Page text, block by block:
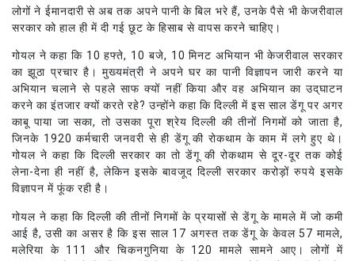
लोगों ने ईमानदारी से अब तक अपने पानी के बिल भरे हैं, उनके पैसे भी केजरीवाल
सरकार को हाल ही में दी गई छूट के हिसाब से वापस करने चाहिए।
गोयल ने कहा कि 10 हफ्ते, 10 बजे, 10 मिनट अभियान भी केजरीवाल सरकार
का झूठा प्रचार है। मुख्यमंत्री ने अपने घर का पानी विज्ञापन जारी करने या
अभियान चलाने से पहले साफ क्यों नहीं किया और वह अभियान का उद्‌घाटन
करने का इंतजार क्यों करते रहे? उन्होंने कहा कि दिल्ली में इस साल डेंगू पर अगर
काबू पाया जा सका, तो उसका पूरा श्रेय दिल्ली की तीनों निगमों को जाता है,
जिनके 1920 कर्मचारी जनवरी से ही डेंगू की रोकथाम के काम में लगे हुए थे।
गोयल ने कहा कि दिल्ली सरकार का तो डेंगू की रोकथाम से दूर-दूर तक कोई
लेना-देना ही नहीं है, लेकिन इसके बावजूद दिल्ली सरकार करोड़ों रुपये इसके
विज्ञापन में फूंक रही है।
गोयल ने कहा कि दिल्ली की तीनों निगमों के प्रयासों से डेंगू के मामले में जो कमी
आई है, उसी का असर है कि इस साल 17 अगस्त तक डेंगू के केवल 57 मामले,
मलेरिया के 111 और चिकनगुनिया के 120 मामले सामने आए। लोगों में